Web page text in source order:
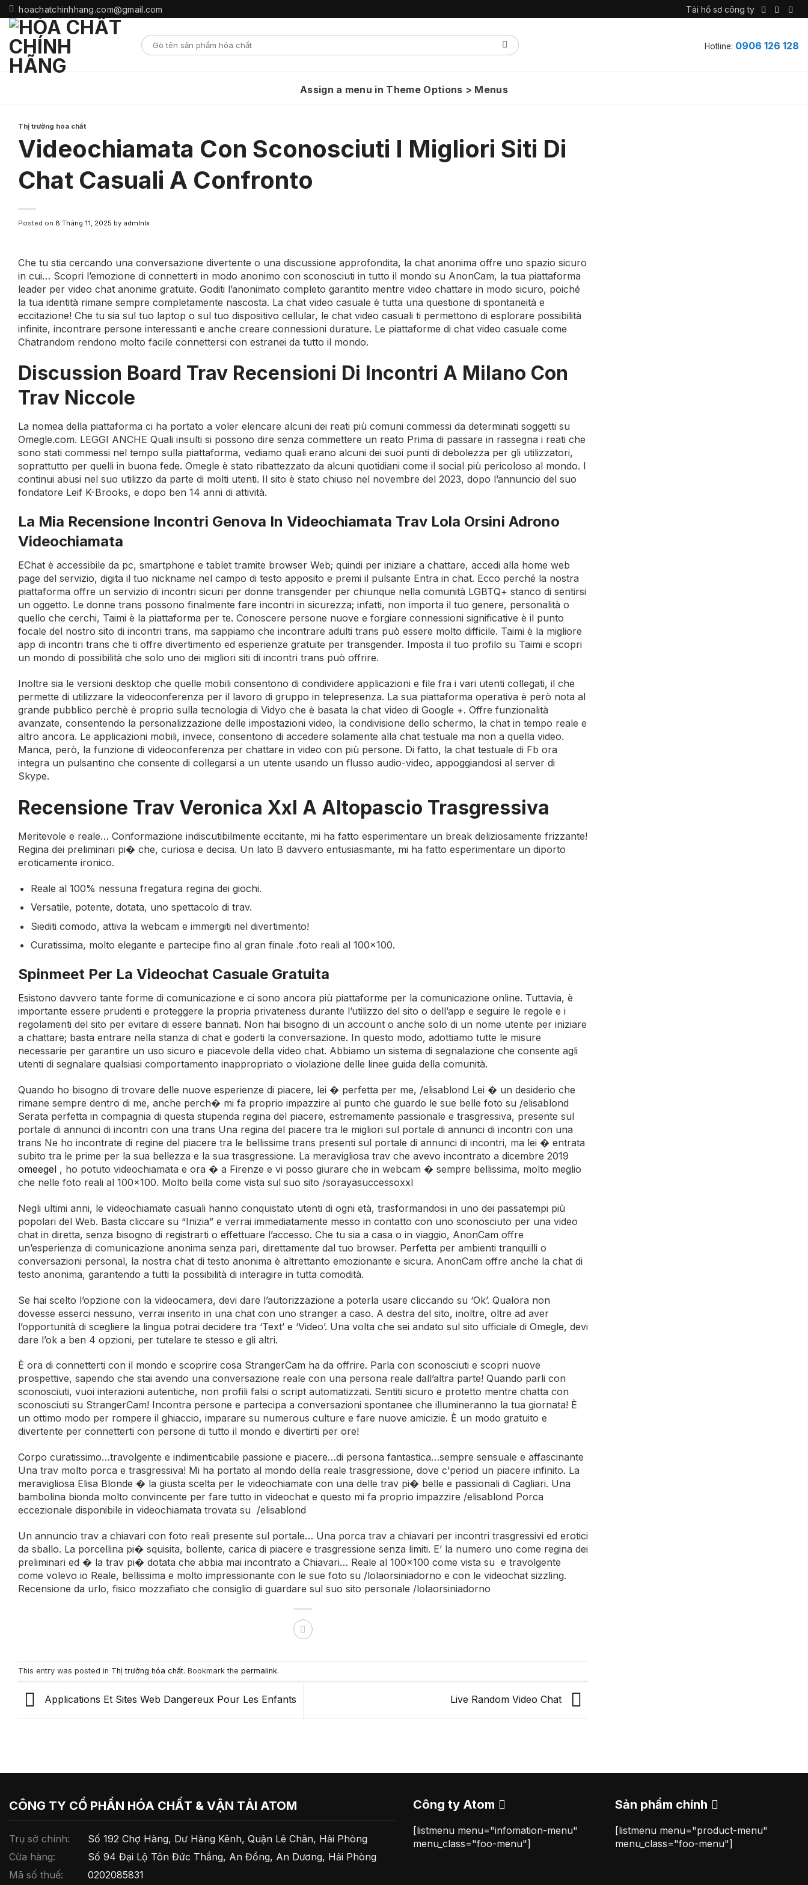
Skip
to
content
hoachatchinhhang.com@gmail.com Tải hồ sơ công ty
Hotline: 0906 126 128
Assign a menu in Theme Options > Menus
Thị trường hóa chất
Videochiamata Con Sconosciuti I Migliori Siti Di
Chat Casuali A Confronto
Posted on 8 Tháng 11, 2025 by admlnlx
Che tu stia cercando una conversazione divertente o una discussione approfondita, la chat anonima offre uno spazio sicuro
in cui… Scopri l’emozione di connetterti in modo anonimo con sconosciuti in tutto il mondo su AnonCam, la tua piattaforma
leader per video chat anonime gratuite. Goditi l’anonimato completo garantito mentre video chattare in modo sicuro, poiché
la tua identità rimane sempre completamente nascosta. La chat video casuale è tutta una questione di spontaneità e
eccitazione! Che tu sia sul tuo laptop o sul tuo dispositivo cellular, le chat video casuali ti permettono di esplorare possibilità
infinite, incontrare persone interessanti e anche creare connessioni durature. Le piattaforme di chat video casuale come
Chatrandom rendono molto facile connettersi con estranei da tutto il mondo.
Discussion Board Trav Recensioni Di Incontri A Milano Con
Trav Niccole
La nomea della piattaforma ci ha portato a voler elencare alcuni dei reati più comuni commessi da determinati soggetti su
Omegle.com. LEGGI ANCHE Quali insulti si possono dire senza commettere un reato Prima di passare in rassegna i reati che
sono stati commessi nel tempo sulla piattaforma, vediamo quali erano alcuni dei suoi punti di debolezza per gli utilizzatori,
soprattutto per quelli in buona fede. Omegle è stato ribattezzato da alcuni quotidiani come il social più pericoloso al mondo. I
continui abusi nel suo utilizzo da parte di molti utenti. Il sito è stato chiuso nel novembre del 2023, dopo l’annuncio del suo
fondatore Leif K-Brooks, e dopo ben 14 anni di attività.
La Mia Recensione Incontri Genova In Videochiamata Trav Lola Orsini Adrono
Videochiamata
EChat è accessibile da pc, smartphone e tablet tramite browser Web; quindi per iniziare a chattare, accedi alla home web
page del servizio, digita il tuo nickname nel campo di testo apposito e premi il pulsante Entra in chat. Ecco perché la nostra
piattaforma offre un servizio di incontri sicuri per donne transgender per chiunque nella comunità LGBTQ+ stanco di sentirsi
un oggetto. Le donne trans possono finalmente fare incontri in sicurezza; infatti, non importa il tuo genere, personalità o
quello che cerchi, Taimi è la piattaforma per te. Conoscere persone nuove e forgiare connessioni significative è il punto
focale del nostro sito di incontri trans, ma sappiamo che incontrare adulti trans può essere molto difficile. Taimi è la migliore
app di incontri trans che ti offre divertimento ed esperienze gratuite per transgender. Imposta il tuo profilo su Taimi e scopri
un mondo di possibilità che solo uno dei migliori siti di incontri trans può offrire.
Inoltre sia le versioni desktop che quelle mobili consentono di condividere applicazioni e file fra i vari utenti collegati, il che
permette di utilizzare la videoconferenza per il lavoro di gruppo in telepresenza. La sua piattaforma operativa è però nota al
grande pubblico perchè è proprio sulla tecnologia di Vidyo che è basata la chat video di Google +. Offre funzionalità
avanzate, consentendo la personalizzazione delle impostazioni video, la condivisione dello schermo, la chat in tempo reale e
altro ancora. Le applicazioni mobili, invece, consentono di accedere solamente alla chat testuale ma non a quella video.
Manca, però, la funzione di videoconferenza per chattare in video con più persone. Di fatto, la chat testuale di Fb ora
integra un pulsantino che consente di collegarsi a un utente usando un flusso audio-video, appoggiandosi al server di
Skype.
Recensione Trav Veronica Xxl A Altopascio Trasgressiva
Meritevole e reale… Conformazione indiscutibilmente eccitante, mi ha fatto esperimentare un break deliziosamente frizzante!
Regina dei preliminari pi� che, curiosa e decisa. Un lato B davvero entusiasmante, mi ha fatto esperimentare un diporto
eroticamente ironico.
Reale al 100% nessuna fregatura regina dei giochi.
Versatile, potente, dotata, uno spettacolo di trav.
Siediti comodo, attiva la webcam e immergiti nel divertimento!
Curatissima, molto elegante e partecipe fino al gran finale .foto reali al 100×100.
Spinmeet Per La Videochat Casuale Gratuita
Esistono davvero tante forme di comunicazione e ci sono ancora più piattaforme per la comunicazione online. Tuttavia, è
importante essere prudenti e proteggere la propria privateness durante l’utilizzo del sito o dell’app e seguire le regole e i
regolamenti del sito per evitare di essere bannati. Non hai bisogno di un account o anche solo di un nome utente per iniziare
a chattare; basta entrare nella stanza di chat e goderti la conversazione. In questo modo, adottiamo tutte le misure
necessarie per garantire un uso sicuro e piacevole della video chat. Abbiamo un sistema di segnalazione che consente agli
utenti di segnalare qualsiasi comportamento inappropriato o violazione delle linee guida della comunità.
Quando ho bisogno di trovare delle nuove esperienze di piacere, lei � perfetta per me, /elisablond Lei � un desiderio che
rimane sempre dentro di me, anche perch� mi fa proprio impazzire al punto che guardo le sue belle foto su /elisablond
Serata perfetta in compagnia di questa stupenda regina del piacere, estremamente passionale e trasgressiva, presente sul
portale di annunci di incontri con una trans Una regina del piacere tra le migliori sul portale di annunci di incontri con una
trans Ne ho incontrate di regine del piacere tra le bellissime trans presenti sul portale di annunci di incontri, ma lei � entrata
subito tra le prime per la sua bellezza e la sua trasgressione. La meravigliosa trav che avevo incontrato a dicembre 2019
omeegel , ho potuto videochiamata e ora � a Firenze e vi posso giurare che in webcam � sempre bellissima, molto meglio
che nelle foto reali al 100×100. Molto bella come vista sul suo sito /sorayasuccessoxxl
Negli ultimi anni, le videochiamate casuali hanno conquistato utenti di ogni età, trasformandosi in uno dei passatempi più
popolari del Web. Basta cliccare su “Inizia” e verrai immediatamente messo in contatto con uno sconosciuto per una video
chat in diretta, senza bisogno di registrarti o effettuare l’accesso. Che tu sia a casa o in viaggio, AnonCam offre
un’esperienza di comunicazione anonima senza pari, direttamente dal tuo browser. Perfetta per ambienti tranquilli o
conversazioni personal, la nostra chat di testo anonima è altrettanto emozionante e sicura. AnonCam offre anche la chat di
testo anonima, garantendo a tutti la possibilità di interagire in tutta comodità.
Se hai scelto l’opzione con la videocamera, devi dare l’autorizzazione a poterla usare cliccando su ‘Ok’. Qualora non
dovesse esserci nessuno, verrai inserito in una chat con uno stranger a caso. A destra del sito, inoltre, oltre ad aver
l’opportunità di scegliere la lingua potrai decidere tra ‘Text’ e ‘Video’. Una volta che sei andato sul sito ufficiale di Omegle, devi
dare l’ok a ben 4 opzioni, per tutelare te stesso e gli altri.
È ora di connetterti con il mondo e scoprire cosa StrangerCam ha da offrire. Parla con sconosciuti e scopri nuove
prospettive, sapendo che stai avendo una conversazione reale con una persona reale dall’altra parte! Quando parli con
sconosciuti, vuoi interazioni autentiche, non profili falsi o script automatizzati. Sentiti sicuro e protetto mentre chatta con
sconosciuti su StrangerCam! Incontra persone e partecipa a conversazioni spontanee che illumineranno la tua giornata! È
un ottimo modo per rompere il ghiaccio, imparare su numerous culture e fare nuove amicizie. È un modo gratuito e
divertente per connetterti con persone di tutto il mondo e divertirti per ore!
Corpo curatissimo…travolgente e indimenticabile passione e piacere…di persona fantastica…sempre sensuale e affascinante
Una trav molto porca e trasgressiva! Mi ha portato al mondo della reale trasgressione, dove c’period un piacere infinito. La
meravigliosa Elisa Blonde � la giusta scelta per le videochiamate con una delle trav pi� belle e passionali di Cagliari. Una
bambolina bionda molto convincente per fare tutto in videochat e questo mi fa proprio impazzire /elisablond Porca
eccezionale disponibile in videochiamata trovata su /elisablond
Un annuncio trav a chiavari con foto reali presente sul portale… Una porca trav a chiavari per incontri trasgressivi ed erotici
da sballo. La porcellina pi� squisita, bollente, carica di piacere e trasgressione senza limiti. E’ la numero uno come regina dei
preliminari ed � la trav pi� dotata che abbia mai incontrato a Chiavari… Reale al 100×100 come vista su e travolgente
come volevo io Reale, bellissima e molto impressionante con le sue foto su /lolaorsiniadorno e con le videochat sizzling.
Recensione da urlo, fisico mozzafiato che consiglio di guardare sul suo sito personale /lolaorsiniadorno
This entry was posted in Thị trường hóa chất. Bookmark the permalink.
Applications Et Sites Web Dangereux Pour Les Enfants Live Random Video Chat
CÔNG TY CỔ PHẦN HÓA CHẤT & VẬN TẢI ATOM
Trụ sở chính:
Số 192 Chợ Hàng, Dư Hàng Kênh, Quận Lê Chân, Hải Phòng
Cửa hàng:
Số 94 Đại Lộ Tôn Đức Thắng, An Đồng, An Dương, Hải Phòng
Mã số thuế:
0202085831
Công ty Atom
[listmenu menu="infomation-menu"
menu_class="foo-menu"]
Sản phẩm chính
[listmenu menu="product-menu"
menu_class="foo-menu"]